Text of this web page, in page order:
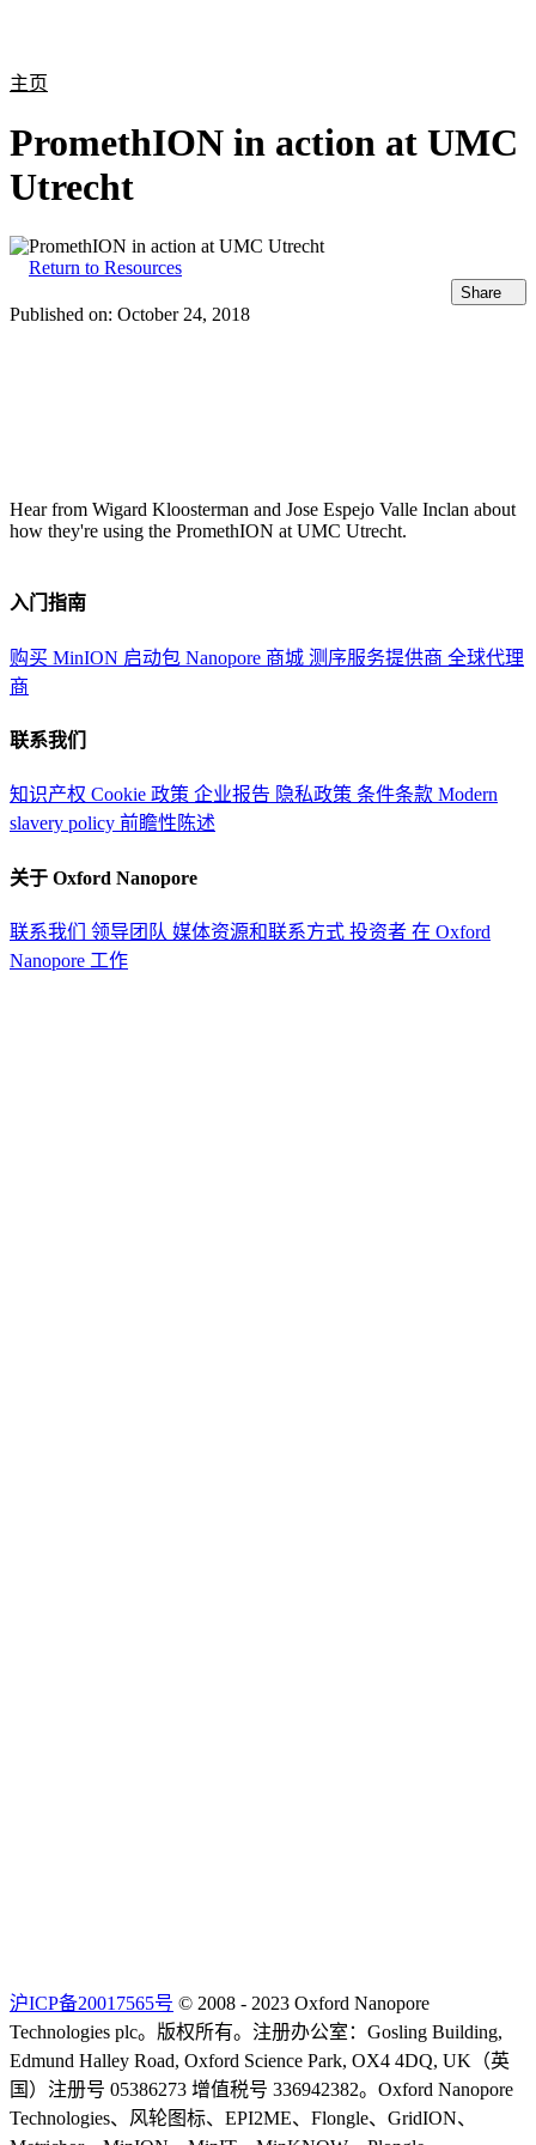
主页
PromethION in action at UMC
Utrecht
Return to Resources
Share
Published on: October 24, 2018
Hear from Wigard Kloosterman and Jose Espejo Valle Inclan about
how they're using the PromethION at UMC Utrecht.
入门指南
购买 MinION 启动包 Nanopore 商城 测序服务提供商 全球代理
商
联系我们
知识产权 Cookie 政策 企业报告 隐私政策 条件条款 Modern
slavery policy 前瞻性陈述
关于 Oxford Nanopore
联系我们 领导团队 媒体资源和联系方式 投资者 在 Oxford
Nanopore 工作
沪ICP备20017565号 © 2008 - 2023 Oxford Nanopore
Technologies plc。版权所有。注册办公室：Gosling Building,
Edmund Halley Road, Oxford Science Park, OX4 4DQ, UK（英
国）注册号 05386273 增值税号 336942382。Oxford Nanopore
Technologies、风轮图标、EPI2ME、Flongle、GridION、